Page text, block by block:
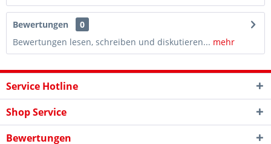
Bewertungen
0
Bewertungen lesen, schreiben und diskutieren... mehr
Service Hotline
Shop Service
Bewertungen